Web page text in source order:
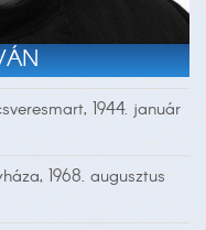
1944. január
1968. augusztus